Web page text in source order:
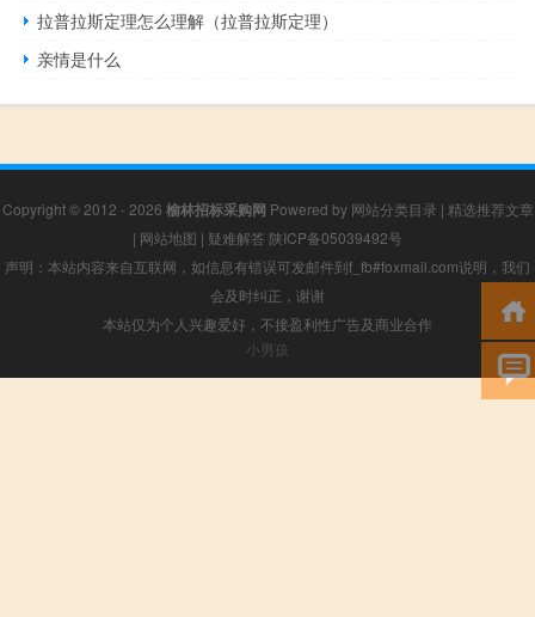
拉普拉斯定理怎么理解（拉普拉斯定理）
亲情是什么
Copyright © 2012 - 2026 榆林招标采购网 Powered by 网站分类目录 | 精选推荐文章
| 网站地图 | 疑难解答 陕ICP备05039492号
声明：本站内容来自互联网，如信息有错误可发邮件到f_fb#foxmail.com说明，我们
会及时纠正，谢谢
本站仅为个人兴趣爱好，不接盈利性广告及商业合作
小男孩